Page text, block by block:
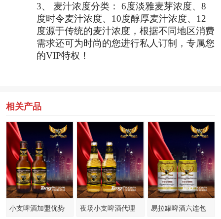
3、 麦汁浓度分类：
6度淡雅麦芽浓度、8
度时令麦汁浓度、10度醇厚麦汁浓度、12
度源于传统的麦汁浓度，根据不同地区消费
需求还可为时尚的您进行私人订制，专属您
的VIP特权！
相关产品
小支啤酒加盟优势
夜场小支啤酒代理
易拉罐啤酒六连包